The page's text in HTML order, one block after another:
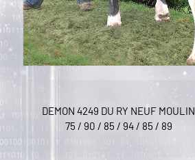
DEMON 4249 DU RY NEUF MOULIN
75 / 90 / 85 / 94 / 85 / 89